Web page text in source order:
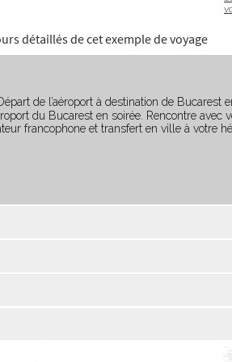
détaillés de cet exemple de voyage
de l’aéroport à destination de Bucarest
du Bucarest en soirée. Rencontre avec
francophone et transfert en ville à votre